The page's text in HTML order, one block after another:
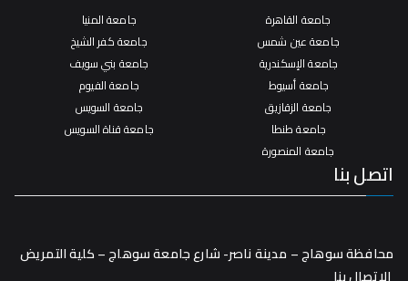
جامعة القاهرة
جامعة عين شمس
جامعة الإسكندرية
جامعة أسيوط
جامعة الزقازيق
جامعة طنطا
جامعة المنصورة
جامعة المنيا
جامعة كفر الشيخ
جامعة بني سويف
جامعة الفيوم
جامعة السويس
جامعة قناة السويس
اتصل بنا
محافظة سوهاج – مدينة ناصر- شارع جامعة سوهاج – كلية التمريض